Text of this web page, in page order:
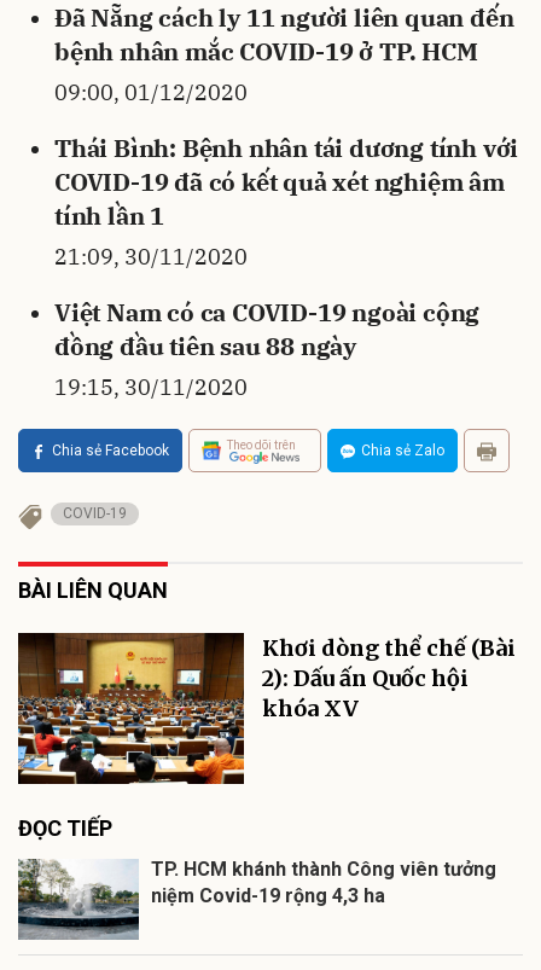
Đã Nẵng cách ly 11 người liên quan đến
bệnh nhân mắc COVID-19 ở TP. HCM
09:00, 01/12/2020
Thái Bình: Bệnh nhân tái dương tính với
COVID-19 đã có kết quả xét nghiệm âm
tính lần 1
21:09, 30/11/2020
Việt Nam có ca COVID-19 ngoài cộng
đồng đầu tiên sau 88 ngày
19:15, 30/11/2020
Chia sẻ Facebook Theo dõi trên Chia sẻ Zalo
COVID-19
BÀI LIÊN QUAN
Khơi dòng thể chế (Bài
2): Dấu ấn Quốc hội
khóa XV
ĐỌC TIẾP
TP. HCM khánh thành Công viên tưởng
niệm Covid-19 rộng 4,3 ha